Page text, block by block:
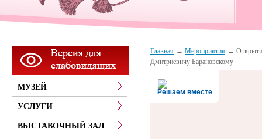
Главная Мероприятия
Дмитриевичу Барановскому
Решаем вместе
МУЗЕЙ
УСЛУГИ
ВЫСТАВОЧНЫЙ ЗАЛ